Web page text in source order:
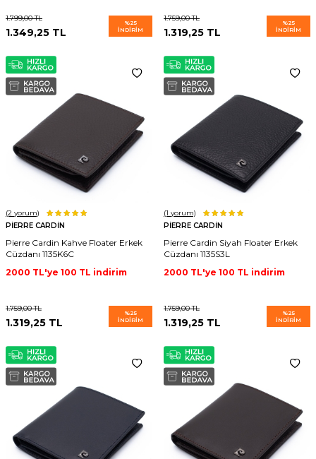
1.799,00TL
1.349,25 TL
%25
İNDIRIM
1.759,00TL
1.319,25 TL
%25
İNDIRIM
(2 yorum)
PIERRE CARDIN
Pierre Cardin Kahve Floater Erkek
Cüzdanı 1135K6C
2000 TL'ye 100 TL indirim
1.759,00TL
1.319,25 TL
%25
İNDIRIM
(1 yorum)
PIERRE CARDIN
Pierre Cardin Siyah Floater Erkek
Cüzdanı 1135S3L
2000 TL'ye 100 TL indirim
1.759,00TL
1.319,25 TL
%25
İNDIRIM